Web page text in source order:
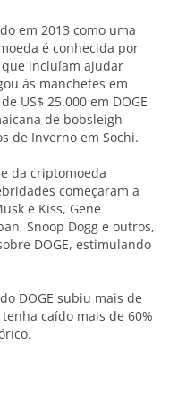
em 2013 como uma
é conhecida por
incluíam ajudar
às manchetes em
US$ 25.000 em DOGE
de bobsleigh
de Inverno em Sochi.
da criptomoeda
começaram a
e Kiss, Gene
Snoop Dogg e outros,
DOGE, estimulando
DOGE subiu mais de
caído mais de 60%